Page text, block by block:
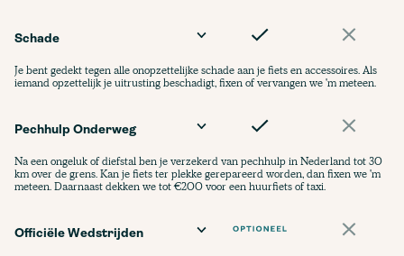
Schade
Je bent gedekt tegen alle onopzettelijke schade aan je fiets en accessoires. Als
iemand opzettelijk je uitrusting beschadigt, fixen of vervangen we 'm meteen.
Pechhulp Onderweg
Na een ongeluk of diefstal ben je verzekerd van pechhulp in Nederland tot 30
km over de grens. Kan je fiets ter plekke gerepareerd worden, dan fixen we 'm
meteen. Daarnaast dekken we tot €200 voor een huurfiets of taxi.
Officiële Wedstrijden